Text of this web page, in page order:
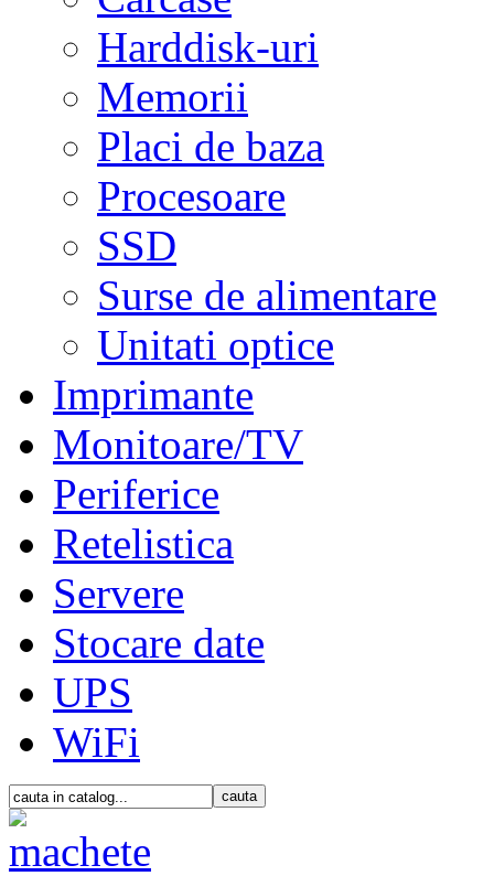
Harddisk-uri
Memorii
Placi de baza
Procesoare
SSD
Surse de alimentare
Unitati optice
Imprimante
Monitoare/TV
Periferice
Retelistica
Servere
Stocare date
UPS
WiFi